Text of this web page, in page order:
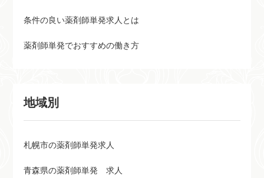
条件の良い薬剤師単発求人とは
薬剤師単発でおすすめの働き方
地域別
札幌市の薬剤師単発求人
青森県の薬剤師単発 求人